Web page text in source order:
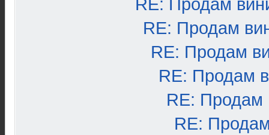
RE: Продам
RE: Продам
RE: Продам
RE: Продам
RE: Продам
RE: